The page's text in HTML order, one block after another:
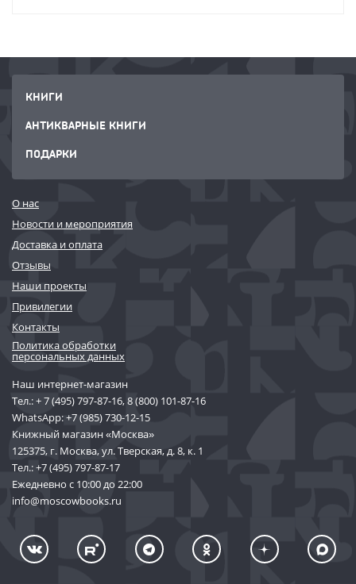
КНИГИ
АНТИКВАРНЫЕ КНИГИ
ПОДАРКИ
О нас
Новости и мероприятия
Доставка и оплата
Отзывы
Наши проекты
Привилегии
Контакты
Политика обработки
персональных данных
Наш интернет-магазин
Тел.:+ 7 (495) 797-87-16,8 (800) 101-87-16
WhatsApp:+7 (985) 730-12-15
Книжный магазин «Москва»
125375, г. Москва, ул. Тверская, д. 8, к. 1
Тел.:+7 (495) 797-87-17
Ежедневно с 10:00 до 22:00
info@moscowbooks.ru